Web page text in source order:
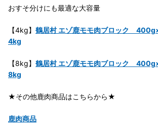
おすそ分けにも最適な大容量
【4kg】 鶴居村 エゾ鹿モモ肉ブロック
4kg
【8kg】 鶴居村 エゾ鹿モモ肉ブロック
8kg
★その他鹿肉商品はこちらから★
鹿肉商品